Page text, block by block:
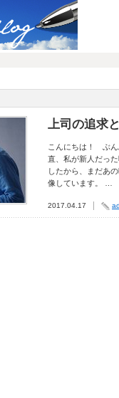
上司の追求
こんにちは！ ぶん
直、私が新人だっ
したから、まだあ
像しています。 …
2017.04.17